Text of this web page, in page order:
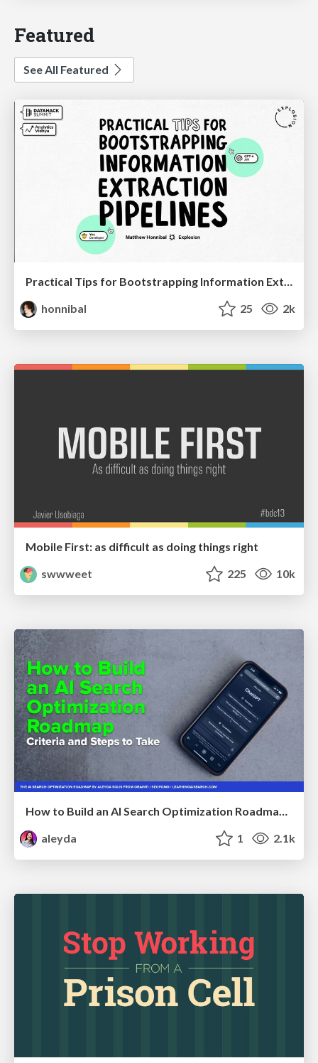
Featured
See All Featured
Practical Tips for Bootstrapping Information Extraction Pipelines
honnibal
25 2k
Mobile First: as difficult as doing things right
swwweet
225 10k
How to Build an AI Search Optimization Roadmap - Criteria and Steps to Take #SEOIRL
aleyda
1 2.1k